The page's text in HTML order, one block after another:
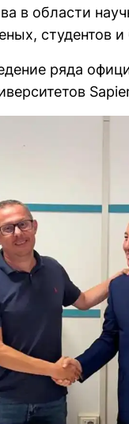
в области
студентов
ряда